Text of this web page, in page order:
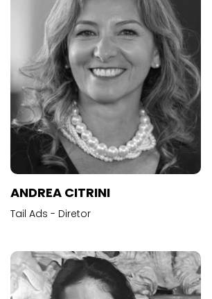
ANDREA CITRINI
Tail Ads - Diretor